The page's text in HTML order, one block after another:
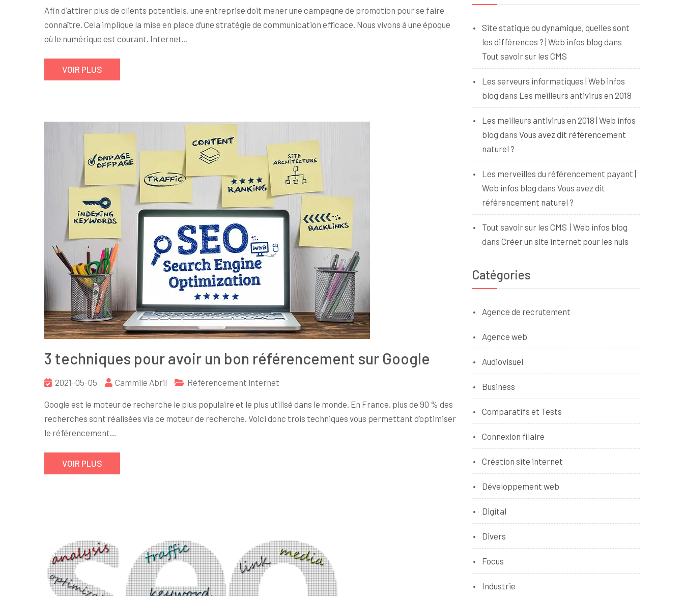
Afin d’attirer plus de clients potentiels, une entreprise doit mener une campagne de promotion pour se faire
connaître. Cela implique la mise en place d’une stratégie de communication efficace. Nous vivons à une époque
où le numérique est courant. Internet…
VOIR PLUS
3 techniques pour avoir un bon référencement sur Google
2021-05-05 Cammile Abril Référencement internet
Google est le moteur de recherche le plus populaire et le plus utilisé dans le monde. En France, plus de 90 % des
recherches sont réalisées via ce moteur de recherche. Voici donc trois techniques vous permettant d’optimiser
le référencement…
VOIR PLUS
Site statique ou dynamique, quelles sont
les différences ? | Web infos blog dans
Tout savoir sur les CMS
Les serveurs informatiques | Web infos
blog dans Les meilleurs antivirus en 2018
Les meilleurs antivirus en 2018 | Web infos
blog dans Vous avez dit référencement
naturel ?
Les merveilles du référencement payant |
Web infos blog dans Vous avez dit
référencement naturel ?
Tout savoir sur les CMS | Web infos blog
dans Créer un site internet pour les nuls
Catégories
Agence de recrutement
Agence web
Audiovisuel
Business
Comparatifs et Tests
Connexion filaire
Création site internet
Développement web
Digital
Divers
Focus
Industrie